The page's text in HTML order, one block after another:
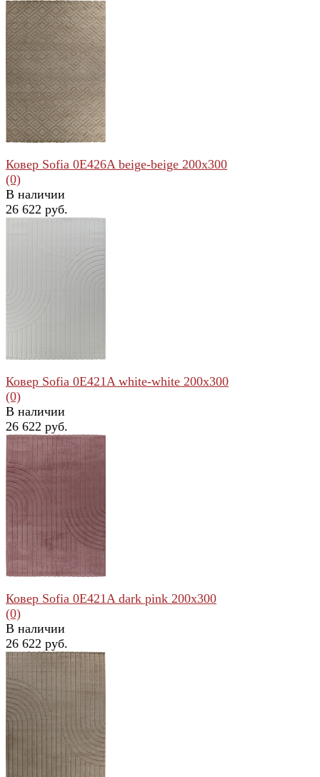
избранное сравнить
избранное
Ковер Sofia 0E426A beige-beige 200x300
(0)
В наличии
26 622 руб.
сравнить
Ковер Sofia 0E421A white-white 200x300
(0)
В наличии
26 622 руб.
сравнить
Ковер Sofia 0E421A dark pink 200x300
(0)
В наличии
26 622 руб.